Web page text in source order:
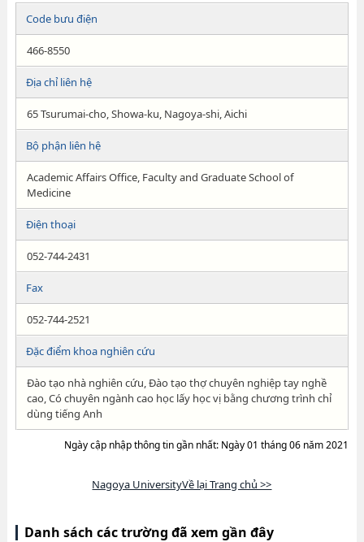
Code bưu điện
466-8550
Địa chỉ liên hệ
65 Tsurumai-cho, Showa-ku, Nagoya-shi, Aichi
Bộ phận liên hệ
Academic Affairs Office, Faculty and Graduate School of
Medicine
Điện thoại
052-744-2431
Fax
052-744-2521
Đặc điểm khoa nghiên cứu
Đào tạo nhà nghiên cứu, Đào tạo thợ chuyên nghiệp tay nghề
cao, Có chuyên ngành cao học lấy học vị bằng chương trình chỉ
dùng tiếng Anh
Ngày cập nhập thông tin gần nhất: Ngày 01 tháng 06 năm 2021
Nagoya UniversityVề lại Trang chủ >>
Danh sách các trường đã xem gần đây